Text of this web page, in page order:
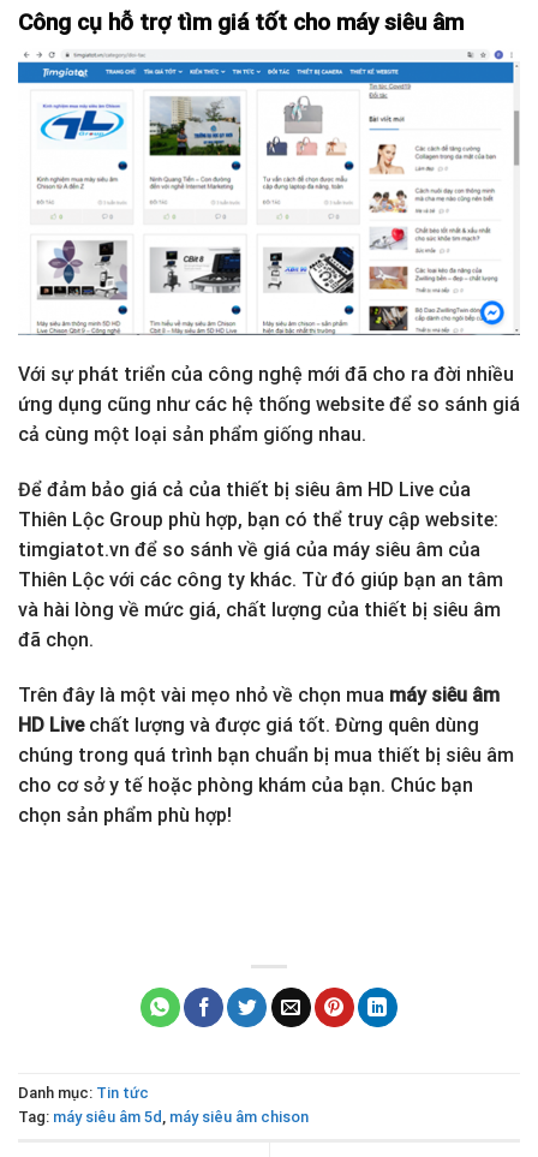
Công cụ hỗ trợ tìm giá tốt cho máy siêu âm
Với sự phát triển của công nghệ mới đã cho ra đời nhiều
ứng dụng cũng như các hệ thống website để so sánh giá
cả cùng một loại sản phẩm giống nhau.
Để đảm bảo giá cả của thiết bị siêu âm HD Live của
Thiên Lộc Group phù hợp, bạn có thể truy cập website:
timgiatot.vn để so sánh về giá của máy siêu âm của
Thiên Lộc với các công ty khác. Từ đó giúp bạn an tâm
và hài lòng về mức giá, chất lượng của thiết bị siêu âm
đã chọn.
Trên đây là một vài mẹo nhỏ về chọn mua máy siêu âm
HD Livechất lượng và được giá tốt. Đừng quên dùng
chúng trong quá trình bạn chuẩn bị mua thiết bị siêu âm
cho cơ sở y tế hoặc phòng khám của bạn. Chúc bạn
chọn sản phẩm phù hợp!
Danh mục: Tin tức
Tag: máy siêu âm 5d , máy siêu âm chison